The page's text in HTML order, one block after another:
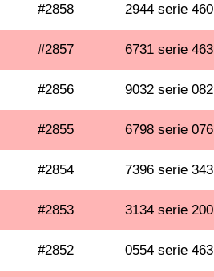
#2858 2944 serie 460
#2857 6731 serie 463
#2856 9032 serie 082
#2855 6798 serie 076
#2854 7396 serie 343
#2853 3134 serie 200
#2852 0554 serie 463